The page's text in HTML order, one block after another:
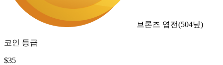
브론즈 엽전(504닢)
코인 등급
$35